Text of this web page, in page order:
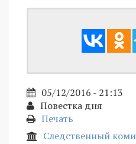
05/12/2016 - 21:13
Повестка дня
Печать
Следственный